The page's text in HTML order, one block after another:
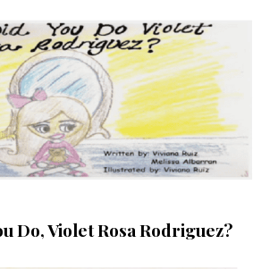
Do, Violet Rosa Rodriguez?